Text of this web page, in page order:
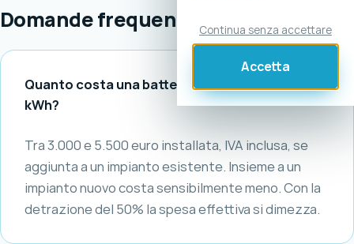
Domande frequenti
Quanto costa una batteria di accumulo da 5
kWh?
Tra 3.000 e 5.500 euro installata, IVA inclusa, se
aggiunta a un impianto esistente. Insieme a un
impianto nuovo costa sensibilmente meno. Con la
detrazione del 50% la spesa effettiva si dimezza.
Continua senza accettare
Accetta